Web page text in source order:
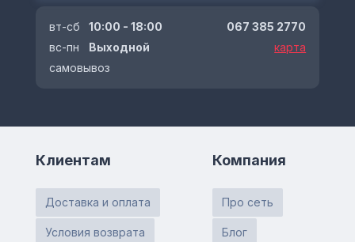
вт-сб
10:00 - 18:00
вс-пн
Выходной
самовывоз
067 385 2770
карта
Клиентам
Доставка и оплата
Условия возврата
Компания
Про сеть
Блог